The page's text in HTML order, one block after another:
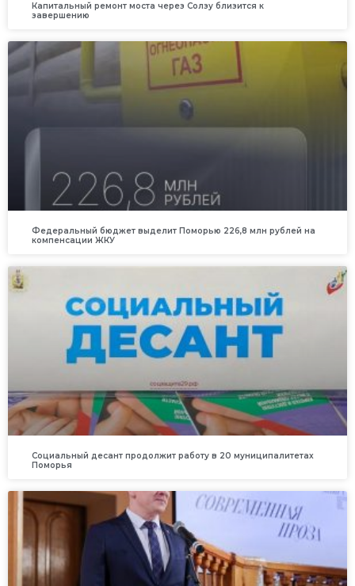
Капитальный ремонт моста через Солзу близится к
завершению
Федеральный бюджет выделит Поморью 226,8 млн рублей на
компенсации ЖКУ
Социальный десант продолжит работу в 20 муниципалитетах
Поморья